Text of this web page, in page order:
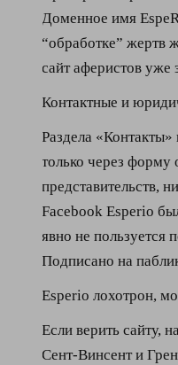
Доменное имя
“обработке” жертв
сайт аферистов
Контактные и
Раздела
только через форму
представительств,
Facebook Esperio
явно не
Подписано на
Esperio лохотрон,
Если верить сайту,
Сент-Винсент и